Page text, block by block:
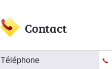
Contact
Téléphone